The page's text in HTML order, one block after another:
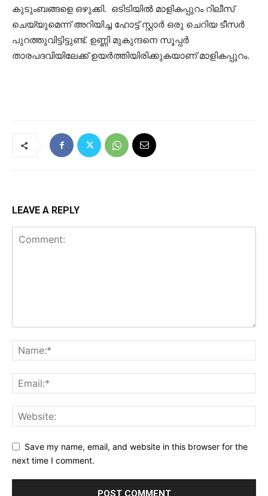
കുടുംബങ്ങളെ ഒഴുക്കി. ഒടിടിയില്‍ മാളികപ്പുറം റിലീസ്
ചെയ്യുമെന്ന് അറിയിച്ച ഹോട്ട് സ്റ്റാര്‍ ഒരു ചെറിയ ടീസര്‍
പുറത്തുവിട്ടിട്ടുണ്ട്. ഉണ്ണി മുകുന്ദനെ സൂപ്പര്‍
താരപദവിയിലേക്ക് ഉയര്‍ത്തിയിരിക്കുകയാണ് മാളികപ്പുറം.
LEAVE A REPLY
Save my name, email, and website in this browser for the
next time I comment.